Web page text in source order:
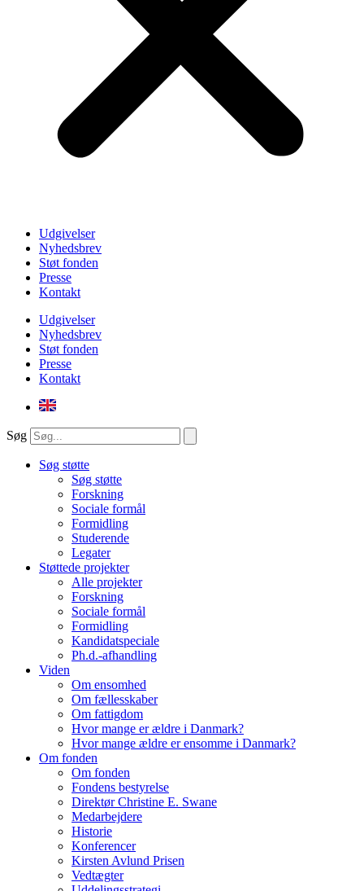
Udgivelser
Nyhedsbrev
Støt fonden
Presse
Kontakt
Udgivelser
Nyhedsbrev
Støt fonden
Presse
Kontakt
Søg
Søg støtte
Søg støtte
Forskning
Sociale formål
Formidling
Studerende
Legater
Støttede projekter
Alle projekter
Forskning
Sociale formål
Formidling
Kandidatspeciale
Ph.d.-afhandling
Viden
Om ensomhed
Om fællesskaber
Om fattigdom
Hvor mange er ældre i Danmark?
Hvor mange ældre er ensomme i Danmark?
Om fonden
Om fonden
Fondens bestyrelse
Direktør Christine E. Swane
Medarbejdere
Historie
Konferencer
Kirsten Avlund Prisen
Vedtægter